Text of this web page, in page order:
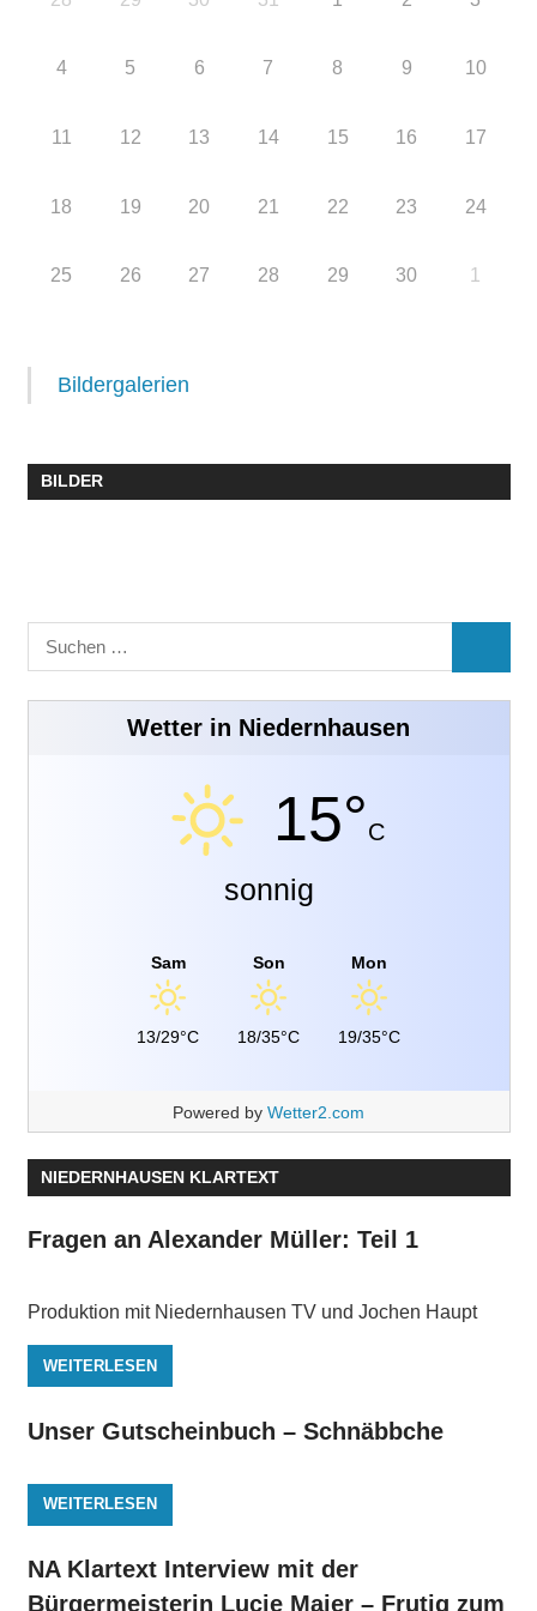
4 5 6 7 8 9 10
11 12 13 14 15 16 17
18 19 20 21 22 23 24
25 26 27 28 29 30 1
Bildergalerien
BILDER
Suchen
nach:
Wetter in Niedernhausen
15°C
sonnig
Sam
13/29°C
Son
18/35°C
Mon
19/35°C
Powered by Wetter2.com
NIEDERNHAUSEN KLARTEXT
Fragen an Alexander Müller: Teil 1
Produktion mit Niedernhausen TV und Jochen Haupt
WEITERLESEN
Unser Gutscheinbuch – Schnäbbche
WEITERLESEN
NA Klartext Interview mit der
Bürgermeisterin Lucie Maier – Frutig zum